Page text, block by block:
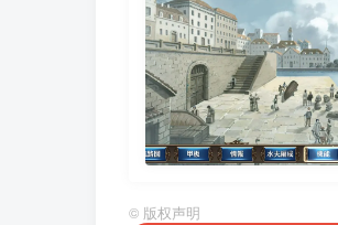
© 版权声明